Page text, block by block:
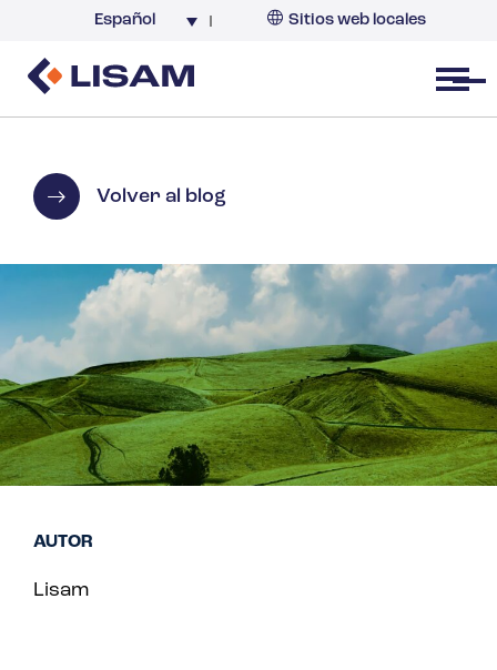
Español Sitios web locales
Open menu
Volver al blog
AUTOR
Lisam